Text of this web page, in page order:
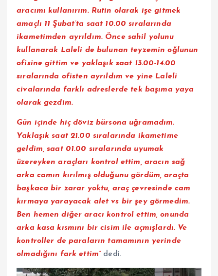
aracımı kullanırım. Rutin olarak işe gitmek
amaçlı 11 Şubat’ta saat 10.00 sıralarında
ikametimden ayrıldım. Önce sahil yolunu
kullanarak Laleli de bulunan teyzemin oğlunun
ofisine gittim ve yaklaşık saat 13.00-14.00
sıralarında ofisten ayrıldım ve yine Laleli
civalarında farklı adreslerde tek başıma yaya
olarak gezdim.
Gün içinde hiç döviz bürsona uğramadım.
Yaklaşık saat 21.00 sıralarında ikametime
geldim, saat 01.00 sıralarında uyumak
üzereyken araçları kontrol ettim, aracın sağ
arka camın kırılmış olduğunu gördüm, araçta
başkaca bir zarar yoktu, araç çevresinde cam
kırmaya yarayacak alet vs bir şey görmedim.
Ben hemen diğer aracı kontrol ettim, onunda
arka kasa kısmını bir cisim ile açmışlardı. Ve
kontroller de paraların tamamının yerinde
olmadığını fark ettim”dedi.